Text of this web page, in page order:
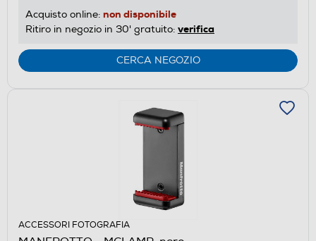
Acquisto online: non disponibile
Ritiro in negozio in 30' gratuito: verifica
CERCA NEGOZIO
ACCESSORI FOTOGRAFIA